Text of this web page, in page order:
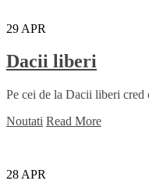
29 APR
Dacii liberi
Pe cei de la Dacii liberi cred
Noutati Read More
28 APR